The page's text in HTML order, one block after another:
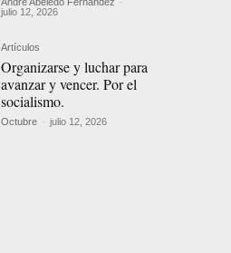
julio 12, 2026
Artículos
Organizarse y luchar para
avanzar y vencer. Por el
socialismo.
Octubre - julio 12, 2026